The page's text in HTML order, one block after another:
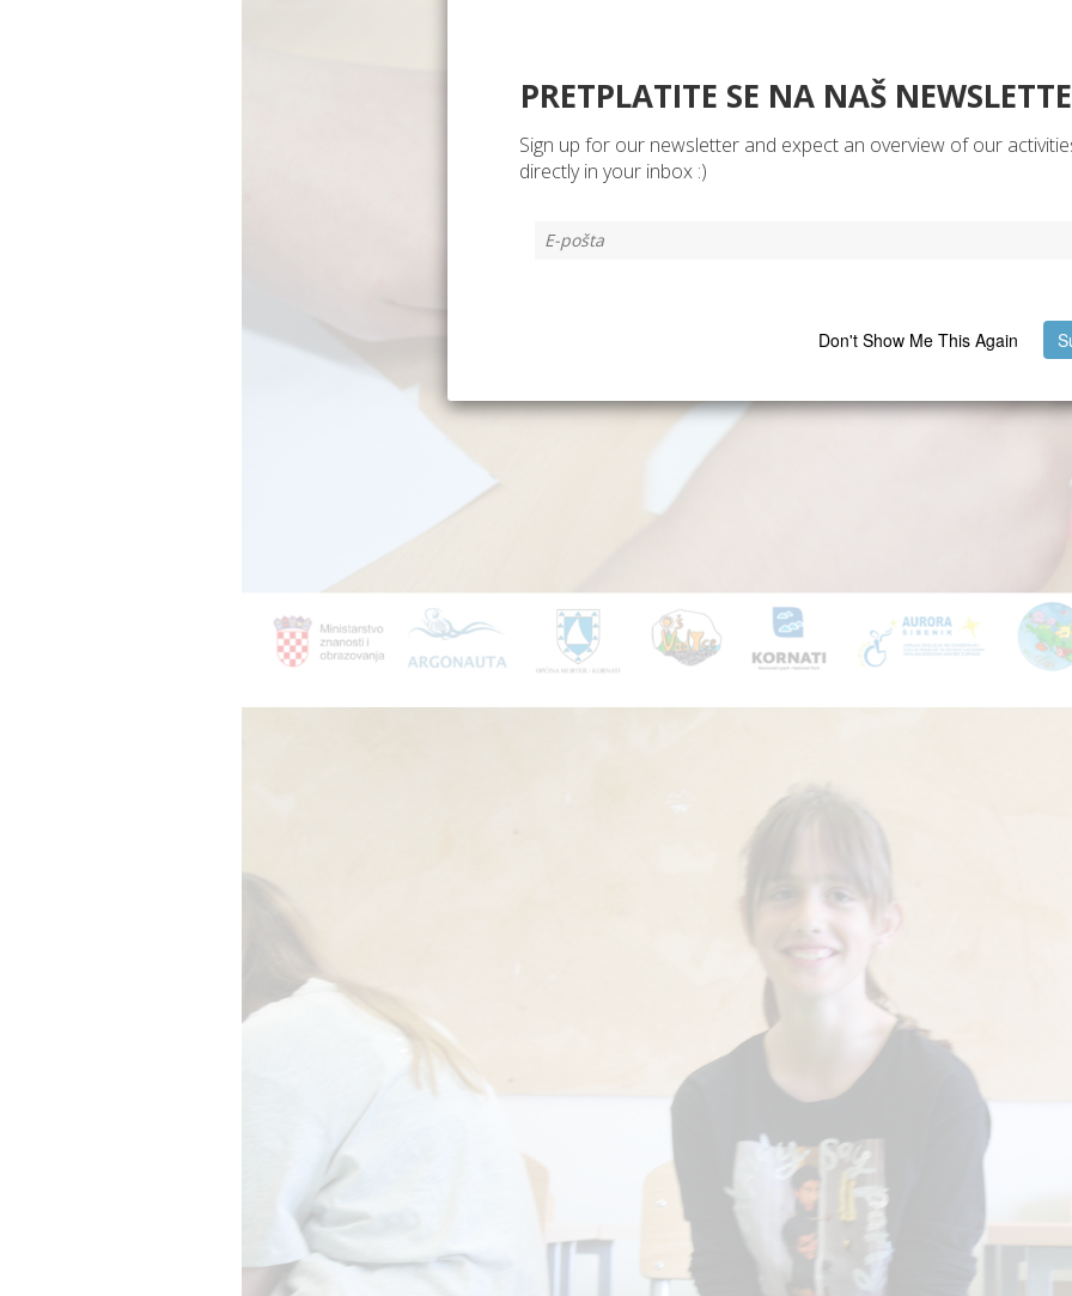
PRETPLATITE SE NA NAŠ
Sign up for our newsletter and expect an overview of our
directly in your inbox :)
Don't Show Me This Again